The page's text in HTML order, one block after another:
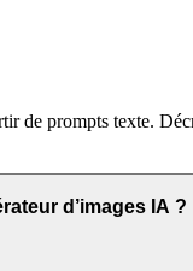
de prompts texte.
d’images IA ?